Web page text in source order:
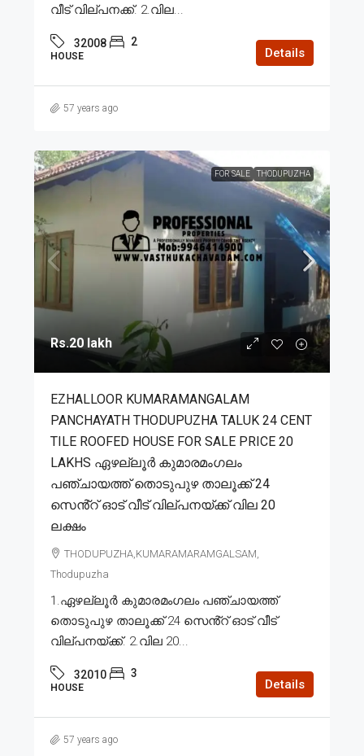
വീട് വില്പനക്ക്. 2.വില...
32008 2
HOUSE Details
57 years ago
FOR SALE THODUPUZHA
Rs.20 lakh
EZHALLOOR KUMARAMANGALAM
PANCHAYATH THODUPUZHA TALUK 24 CENT
TILE ROOFED HOUSE FOR SALE PRICE 20
LAKHS ഏഴല്ലൂർ കുമാരമംഗലം
പഞ്ചായത്ത് തൊടുപുഴ താലൂക്ക് 24
സെൻ്റ് ഓട് വീട് വില്പനയ്ക്ക് വില 20
ലക്ഷം
THODUPUZHA,KUMARAMARAMGALSAM,
Thodupuzha
1.ഏഴല്ലൂർ കുമാരമംഗലം പഞ്ചായത്ത്
തൊടുപുഴ താലൂക്ക് 24 സെൻ്റ് ഓട് വീട്
വില്പനയ്ക്ക്. 2.വില 20...
32010 3
HOUSE Details
57 years ago